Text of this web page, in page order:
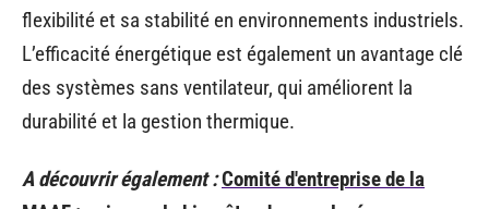
flexibilité et sa stabilité en environnements industriels.
L’efficacité énergétique est également un avantage clé
des systèmes sans ventilateur, qui améliorent la
durabilité et la gestion thermique.
A découvrir également :Comité d'entreprise de la